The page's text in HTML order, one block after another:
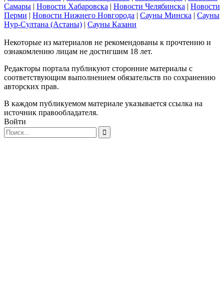
Самары | Новости Хабаровска | Новости Челябинска | Новости
Перми | Новости Нижнего Новгорода | Сауны Минска | Сауны
Нур-Султана (Астаны) | Сауны Казани
Некоторые из материалов не рекомендованы к прочтению и
ознакомлению лицам не достигшим 18 лет.
Редакторы портала публикуют сторонние материалы с
соответствующим выполнением обязательств по сохранению
авторских прав.
В каждом публикуемом материале указывается ссылка на
источник правообладателя.
Войти